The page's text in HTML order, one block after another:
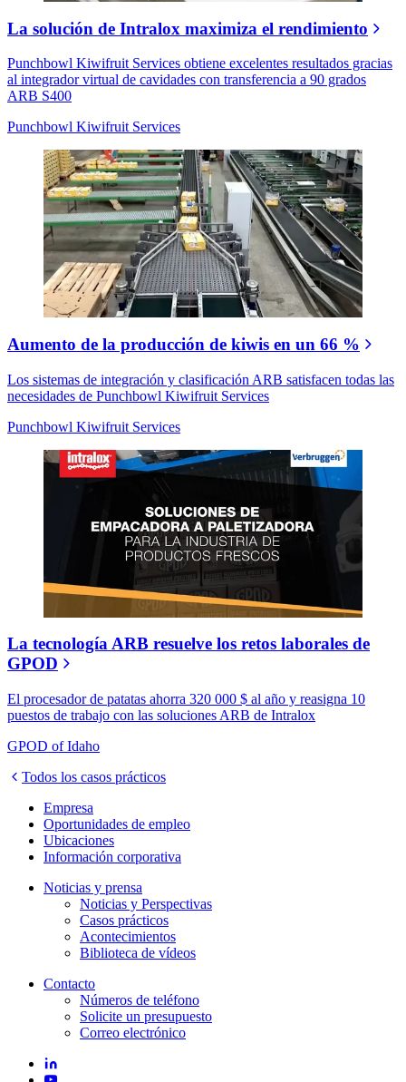
La solución de Intralox maximiza el rendimiento
Punchbowl Kiwifruit Services obtiene excelentes resultados gracias
al integrador virtual de cavidades con transferencia a 90 grados
ARB S400
Punchbowl Kiwifruit Services
Aumento de la producción de kiwis en un 66 %
Los sistemas de integración y clasificación ARB satisfacen todas las
necesidades de Punchbowl Kiwifruit Services
Punchbowl Kiwifruit Services
La tecnología ARB resuelve los retos laborales de
GPOD
El procesador de patatas ahorra 320 000 $ al año y reasigna 10
puestos de trabajo con las soluciones ARB de Intralox
GPOD of Idaho
Todos los casos prácticos
Empresa
Oportunidades de empleo
Ubicaciones
Información corporativa
Noticias y prensa
Noticias y Perspectivas
Casos prácticos
Acontecimientos
Biblioteca de vídeos
Contacto
Números de teléfono
Solicite un presupuesto
Correo electrónico